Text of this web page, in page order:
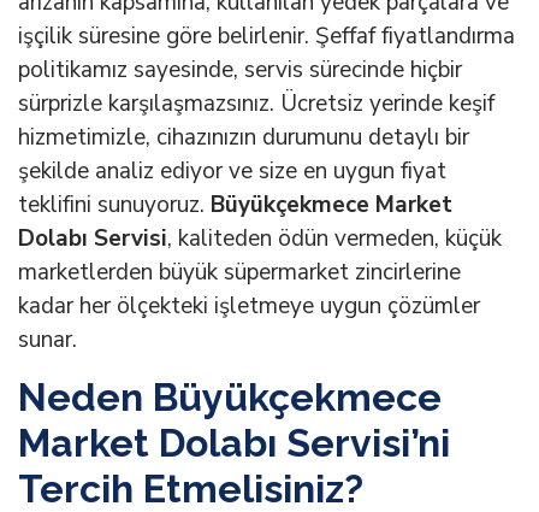
işçilik süresine göre belirlenir. Şeffaf fiyatlandırma
politikamız sayesinde, servis sürecinde hiçbir
sürprizle karşılaşmazsınız. Ücretsiz yerinde keşif
hizmetimizle, cihazınızın durumunu detaylı bir
şekilde analiz ediyor ve size en uygun fiyat
teklifini sunuyoruz. Büyükçekmece Market
Dolabı Servisi, kaliteden ödün vermeden, küçük
marketlerden büyük süpermarket zincirlerine
kadar her ölçekteki işletmeye uygun çözümler
sunar.
Neden Büyükçekmece
Market Dolabı Servisi’ni
Tercih Etmelisiniz?